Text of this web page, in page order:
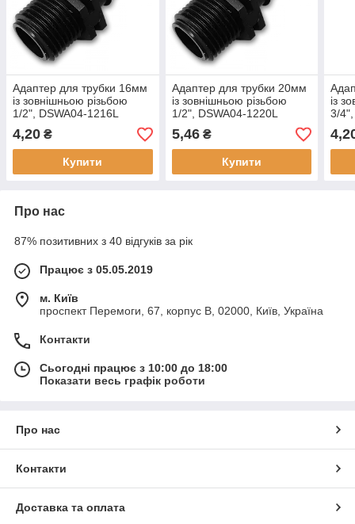
Адаптер для трубки 16мм
із зовнішньою різьбою
1/2", DSWA04-1216L
4,20 ₴
Купити
Адаптер для трубки 20мм
із зовнішньою різьбою
1/2", DSWA04-1220L
5,46₴
Купити
із
3/
Про нас
87% позитивних з 40 відгуків за рік
Працює з 05.05.2019
м. Київ
проспект Перемоги, 67, корпус В, 02000, Київ, Україна
Контакти
Сьогодні працює з 10:00 до 18:00
Показати весь графік роботи
Про нас
Контакти
Доставка та оплата